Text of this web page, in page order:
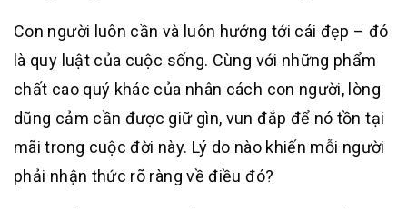
Con người luôn cần và luôn hướng tới cái đẹp – đó
là quy luật của cuộc sống. Cùng với những phẩm
chất cao quý khác của nhân cách con người, lòng
dũng cảm cần được giữ gìn, vun đắp để nó tồn tại
mãi trong cuộc đời này. Lý do nào khiến mỗi người
phải nhận thức rõ ràng về điều đó?